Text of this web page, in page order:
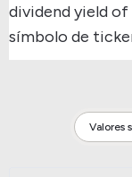
dividend yield of
símbolo de
Valores